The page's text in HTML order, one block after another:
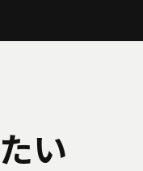
い